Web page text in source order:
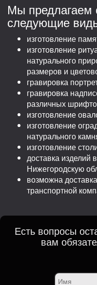
Мы предлагаем
следующие
изготовление
изготовление
натурального
размеров и
гравировка
гравировка
различных
изготовление
изготовление
натурального
изготовление
доставка изделий
Нижегородскую
возможна
транспортной
Есть вопросы
вам